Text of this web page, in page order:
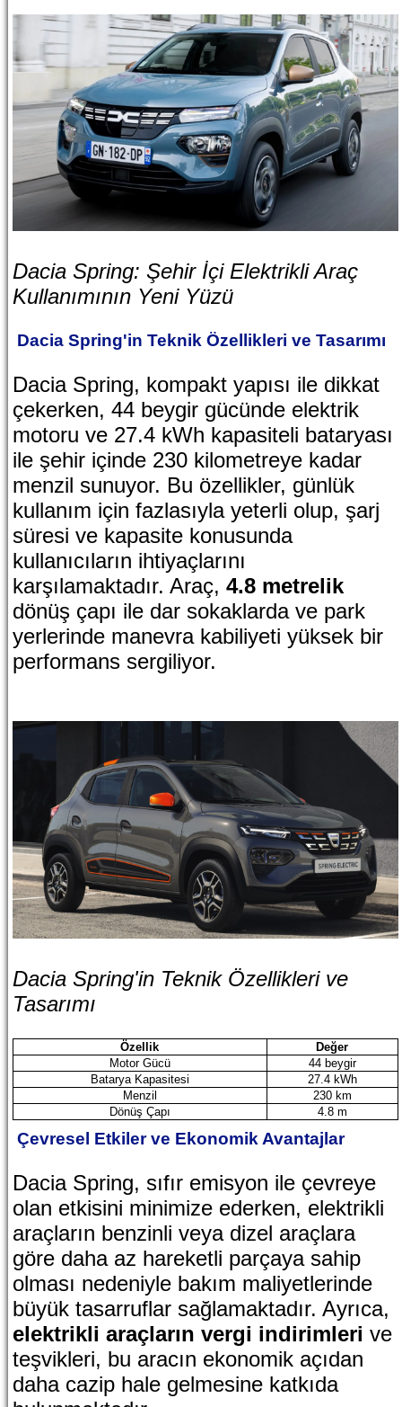
Dacia Spring: Şehir İçi Elektrikli Araç
Kullanımının Yeni Yüzü
Dacia Spring'in Teknik Özellikleri ve Tasarımı
Dacia Spring, kompakt yapısı ile dikkat
çekerken, 44 beygir gücünde elektrik
motoru ve 27.4 kWh kapasiteli bataryası
ile şehir içinde 230 kilometreye kadar
menzil sunuyor. Bu özellikler, günlük
kullanım için fazlasıyla yeterli olup, şarj
süresi ve kapasite konusunda
kullanıcıların ihtiyaçlarını
karşılamaktadır. Araç, 4.8 metrelik
dönüş çapı ile dar sokaklarda ve park
yerlerinde manevra kabiliyeti yüksek bir
performans sergiliyor.
Dacia Spring'in Teknik Özellikleri ve
Tasarımı
Özellik
Değer
Motor Gücü
44 beygir
Batarya Kapasitesi
27.4 kWh
Menzil
230 km
Dönüş Çapı
4.8 m
Çevresel Etkiler ve Ekonomik Avantajlar
Dacia Spring, sıfır emisyon ile çevreye
olan etkisini minimize ederken, elektrikli
araçların benzinli veya dizel araçlara
göre daha az hareketli parçaya sahip
olması nedeniyle bakım maliyetlerinde
büyük tasarruflar sağlamaktadır. Ayrıca,
elektrikli araçların vergi indirimleri ve
teşvikleri, bu aracın ekonomik açıdan
daha cazip hale gelmesine katkıda